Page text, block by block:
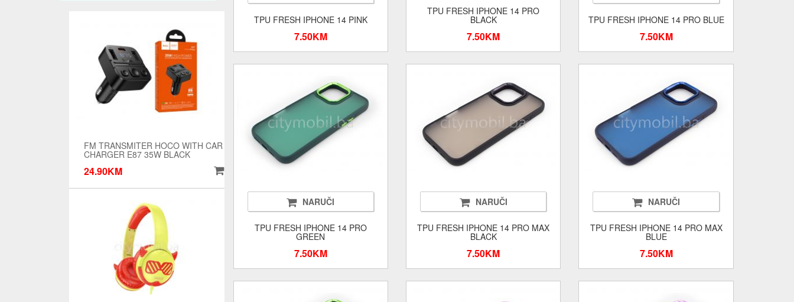
FM TRANSMITER HOCO WITH CAR
CHARGER E87 35W BLACK
24.90KM
TPU FRESH IPHONE 14 PINK
7.50KM
TPU FRESH IPHONE 14 PRO
BLACK
7.50KM
TPU FRESH IPHONE 14 PRO BLUE
7.50KM
NARUČI
TPU FRESH IPHONE 14 PRO
GREEN
7.50KM
NARUČI
TPU FRESH IPHONE 14 PRO MAX
BLACK
7.50KM
NARUČI
TPU FRESH IPHONE 14 PRO MAX
BLUE
7.50KM